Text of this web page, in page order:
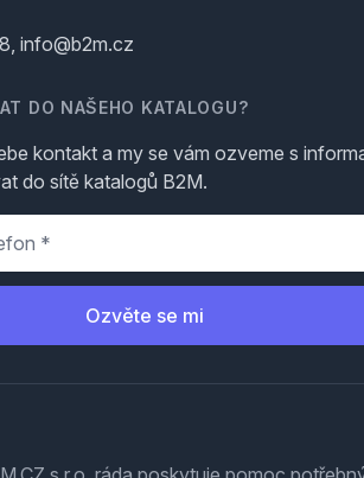
info@b2m.cz
DO NAŠEHO KATALOGU?
kontakt a my se vám ozveme s
do sítě katalogů B2M.
Ozvěte se mi